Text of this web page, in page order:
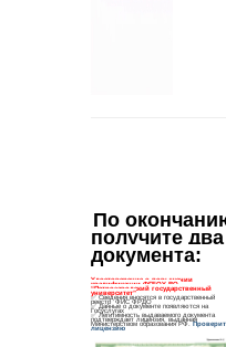
По
получите
документа: